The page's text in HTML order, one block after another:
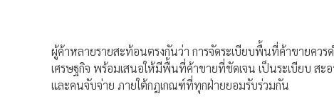
ผู้ค้าหลายรายสะท้อนตรงกันว่า การจัดระเบียบพื้นที่ค้าขายควร
เศรษฐกิจ พร้อมเสนอให้มีพื้นที่ค้าขายที่ชัดเจน เป็นระเบียบ ส
และคนจับจ่าย ภายใต้กฎเกณฑ์ที่ทุกฝ่ายยอมรับร่วมกัน